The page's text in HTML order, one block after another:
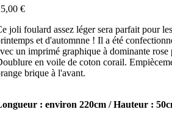
€
joli foulard assez léger sera parfait pour
et d'automnne ! Il a été
un imprimé graphique à dominante rose
en voile de coton corail.
brique à l'avant.
: environ 220cm / Hauteur :